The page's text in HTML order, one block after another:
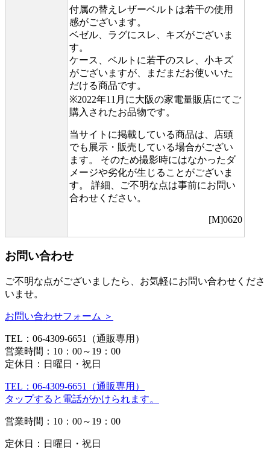
付属の替えレザーベルトは若干の使用
感がございます。
ベゼル、ラグにスレ、キズがございま
す。
ケース、ベルトに若干のスレ、小キズ
がございますが、まだまだお使いいた
だける商品です。
※2022年11月に大阪の家電量販店にてご
購入されたお品物です。
当サイトに掲載している商品は、店頭
でも展示・販売している場合がござい
ます。 そのため撮影時にはなかったダ
メージや劣化が生じることがございま
す。 詳細、ご不明な点は事前にお問い
合わせください。
[M]0620
お問い合わせ
ご不明な点がございましたら、お気軽にお問い合わせくださ
いませ。
お問い合わせフォーム ＞
TEL：06-4309-6651（通販専用）
営業時間：10：00～19：00
定休日：日曜日・祝日
TEL：06-4309-6651（通販専用）
タップすると電話がかけられます。
営業時間：10：00～19：00
定休日：日曜日・祝日